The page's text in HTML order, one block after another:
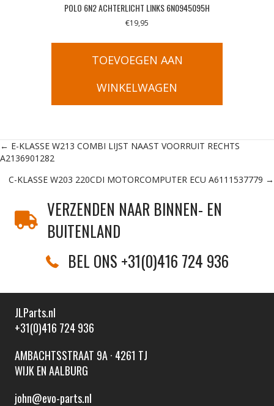
POLO 6N2 ACHTERLICHT LINKS 6N0945095H
€19,95
TOEVOEGEN AAN
WINKELWAGEN
Posts
navigation
← E-KLASSE W213 COMBI LIJST NAAST VOORRUIT RECHTS
A2136901282
C-KLASSE W203 220CDI MOTORCOMPUTER ECU A6111537779 →
VERZENDEN NAAR BINNEN- EN
BUITENLAND
BEL ONS +31(0)416 724 936
JLParts.nl
+31(0)416 724 936
AMBACHTSSTRAAT 9A · 4261 TJ
WIJK EN AALBURG
john@evo-parts.nl